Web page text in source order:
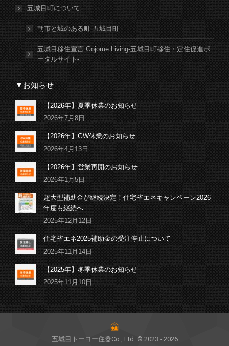
五城目町について
朝市と城のある町 五城目町
五城目移住宣言 Gojome Living-五城目町移住・定住促進ポ
ータルサイト-
▼お知らせ
【2026年】夏季休業のお知らせ
2026年7月8日
【2026年】GW休業のお知らせ
2026年4月13日
【2026年】営業再開のお知らせ
2026年1月5日
超大型補助金が継続決定！住宅省エネキャンペーン2026
年度も継続へ
2025年12月12日
住宅省エネ2025補助金の受注停止について
2025年11月14日
【2025年】冬季休業のお知らせ
2025年11月10日
五城目トーヨー住器Co., Ltd. © 2023 - 2026